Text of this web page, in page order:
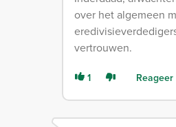
over het algemeen
vertrouwen.
1 Reageer